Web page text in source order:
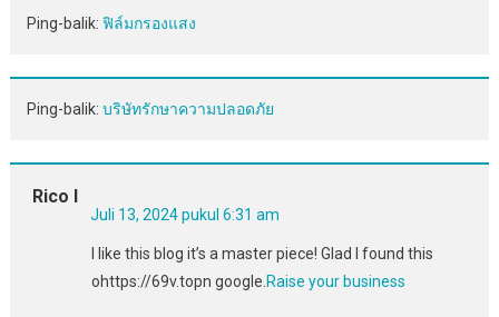
Ping-balik: ฟิล์มกรองแสง
Ping-balik: บริษัทรักษาความปลอดภัย
Rico I
Juli 13, 2024 pukul 6:31 am
I like this blog it’s a master piece! Glad I found this
ohttps://69v.topn google. Raise your business